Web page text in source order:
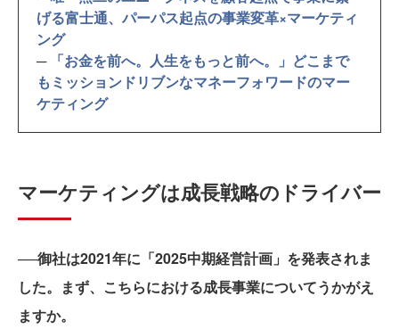
げる富士通、パーパス起点の事業変革×マーケティ
ング
─ 「お金を前へ。人生をもっと前へ。」どこまで
もミッションドリブンなマネーフォワードのマー
ケティング
マーケティングは成長戦略のドライバー
──御社は2021年に「2025中期経営計画」を発表されま
した。まず、こちらにおける成長事業についてうかがえ
ますか。